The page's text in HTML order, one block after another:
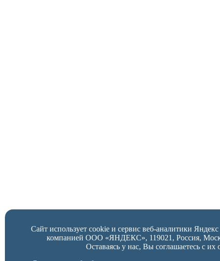
Сайт использует cookie и сервис веб-аналитики
компанией ООО «ЯНДЕКС», 119021, Россия,
Оставаясь у нас, Вы соглашаетесь с их